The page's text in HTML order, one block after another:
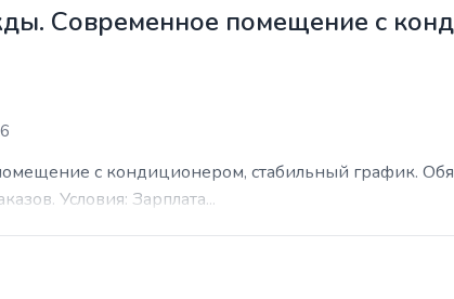
Современное помещение с
с кондиционером, стабильный график.
Условия: Зарплата...